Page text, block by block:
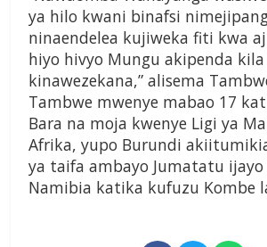
ya hilo kwani binafsi
ninaendelea kujiweka fiti kwa
hiyo hivyo Mungu akipenda
kinawezekana,” alisema
Tambwe mwenye mabao 17
Bara na moja kwenye Ligi ya
Afrika, yupo Burundi
ya taifa ambayo Jumatatu
Namibia katika kufuzu Kombe